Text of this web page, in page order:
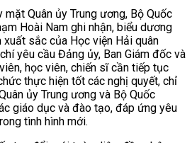
Quân ủy Trung ương, Bộ Quốc
Hoài Nam ghi nhận, biểu dương
xuất sắc của Học viện Hải quân
yêu cầu Đảng ủy, Ban Giám đốc và
học viên, chiến sĩ cần tiếp tục
thực hiện tốt các nghị quyết, chỉ
ủy Trung ương và Bộ Quốc
giáo dục và đào tạo, đáp ứng yêu
tình hình mới.